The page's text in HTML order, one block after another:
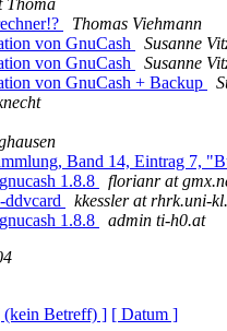
Thoma
Thomas Viehmann
von GnuCash
Susanne
von GnuCash
Susanne
von GnuCash + Backup
Band 14, Eintrag 7,
1.8.8
florianr at
ddvcard
kkessler at rhrk.uni-
1.8.8
admin ti-h0.at
(kein Betreff) ] [ Datum ]